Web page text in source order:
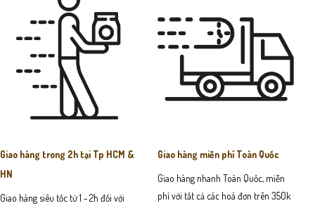
Giao hàng trong 2h tại Tp HCM &
HN
Giao hàng siêu tốc từ 1 - 2h đối với
Giao hàng miễn phí Toàn Quốc
Giao hàng nhanh Toàn Quốc, miễn
phí với tất cả các hoá đơn trên 350k